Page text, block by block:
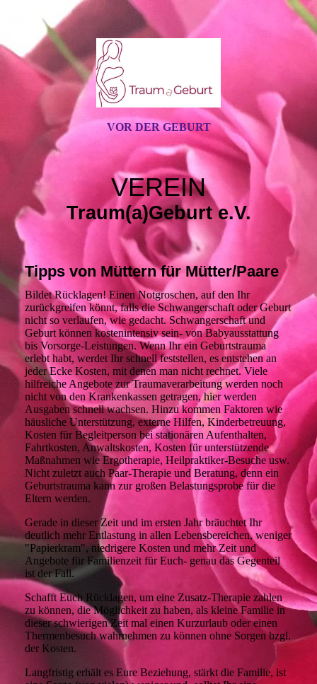
VOR DER GEBURT
VEREIN
Traum(a)Geburt e.V.
Tipps von Müttern für Mütter/Paare
Bildet Rücklagen! Einen Notgroschen, auf den Ihr
zurückgreifen könnt, falls die Schwangerschaft oder Geburt
nicht so verlaufen, wie gedacht. Schwangerschaft und
Geburt können kostenintensiv sein- von Babyausstattung
bis Vorsorge-Leistungen. Wenn Ihr ein Geburtstrauma
erlebt habt, werdet Ihr schnell feststellen, es entstehen an
jeder Ecke Kosten, mit denen man nicht rechnet. Viele
hilfreiche Angebote zur Traumaverarbeitung werden noch
nicht von den Krankenkassen getragen, hier werden
Ausgaben schnell wachsen. Hinzu kommen Faktoren wie
häusliche Unterstützung, externe Hilfen, Kinderbetreuung,
Kosten für Begleitperson bei stationären Aufenthalten,
Fahrtkosten, Anwaltskosten, Kosten für unterstützende
Maßnahmen wie Ergotherapie, Heilpraktiker-Besuche usw.
Nicht zuletzt auch Paar-Therapie und Beratung, denn ein
Geburtstrauma kann zur großen Belastungsprobe für die
Eltern werden.
Gerade in dieser Zeit und im ersten Jahr bräuchtet Ihr
deutlich mehr Entlastung in allen Lebensbereichen, weniger
"Papierkram", niedrigere Kosten und mehr Zeit und
Angebote für Familienzeit für Euch- genau das Gegenteil
ist der Fall.
Schafft Euch Rücklagen, um eine Zusatz-Therapie zahlen
zu können, die Möglichkeit zu haben, als kleine Familie in
dieser schwierigen Zeit mal einen Kurzurlaub oder einen
Thermenbesuch wahrnehmen zu können ohne Sorgen bzgl.
der Kosten.
Langfristig erhält es Eure Beziehung, stärkt die Familie, ist